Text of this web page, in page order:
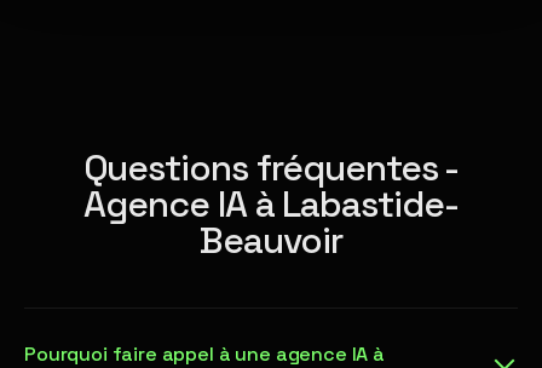
Questions fréquentes -
Agence IA à Labastide-
Beauvoir
Pourquoi faire appel à une agence IA à